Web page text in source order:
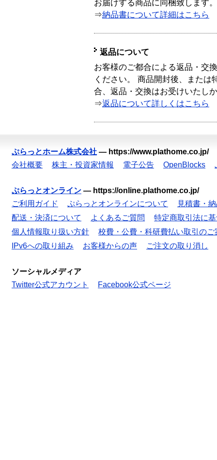
お届けする商品に同梱致します。
⇒納品書について詳細はこちら
返品について
お客様のご都合による返品・交
ください。 商品開封後、または
合、返品・交換はお受けいたし
⇒返品について詳しくはこちら
ぷらっとホーム株式会社 — https://www.plathome.co.jp/
会社概要
株主・投資家情報 電子公告 OpenBlocks
ぷらっとオンライン — https://online.plathome.co.jp/
ご利用ガイド
ぷらっとオンラインについて
見積書・
配送・決済について
よくあるご質問
特定商取引法に
個人情報取り扱い方針
校費・公費・科研費払い取引のご
IPv6への取り組み
お客様からの声 ご注文の取り消し
ソーシャルメディア
Twitter公式アカウント
Facebook公式ページ